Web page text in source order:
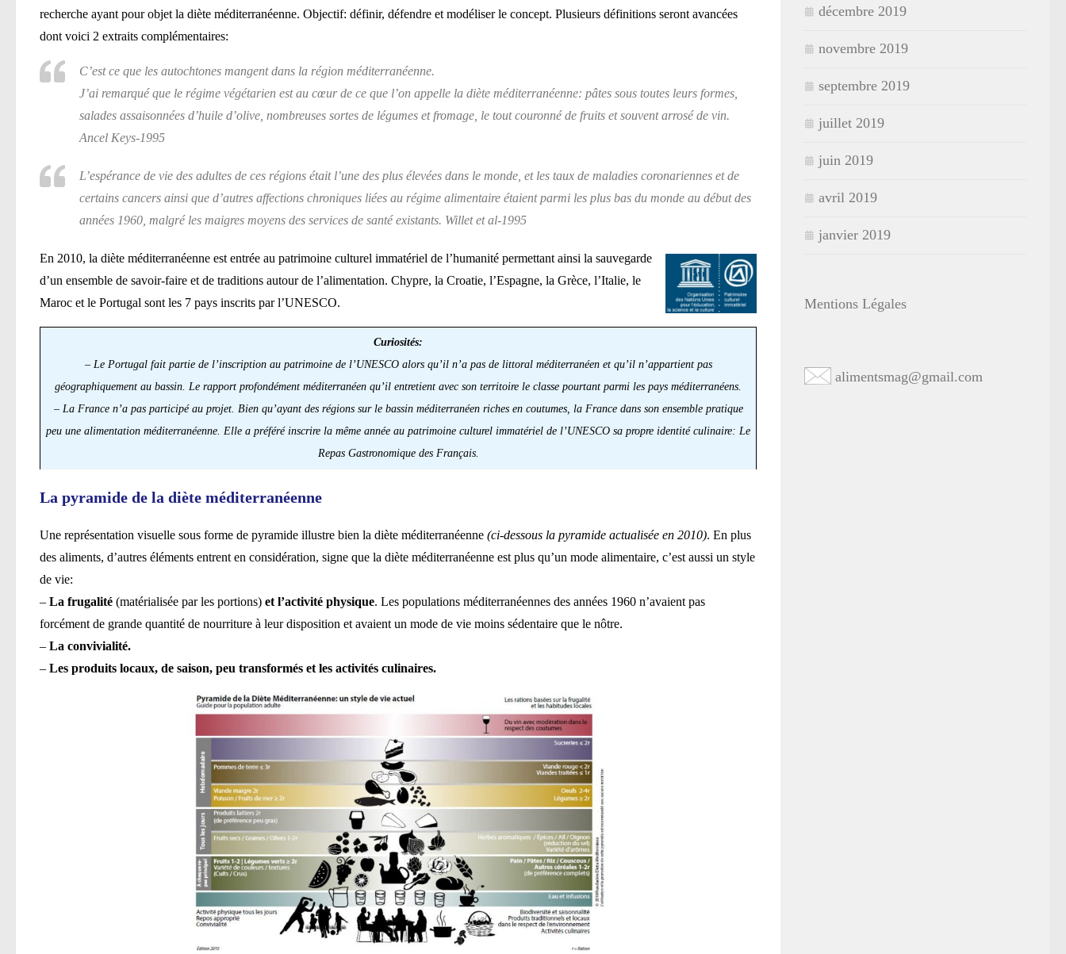
recherche ayant pour objet la diète méditerranéenne. Objectif: définir, défendre et modéliser le concept. Plusieurs définitions seront avancées
dont voici 2 extraits complémentaires:
C’est ce que les autochtones mangent dans la région méditerranéenne.
J’ai remarqué que le régime végétarien est au cœur de ce que l’on appelle la diète méditerranéenne: pâtes sous toutes leurs formes,
salades assaisonnées d’huile d’olive, nombreuses sortes de légumes et fromage, le tout couronné de fruits et souvent arrosé de vin.
Ancel Keys-1995
L’espérance de vie des adultes de ces régions était l’une des plus élevées dans le monde, et les taux de maladies coronariennes et de
certains cancers ainsi que d’autres affections chroniques liées au régime alimentaire étaient parmi les plus bas du monde au début des
années 1960, malgré les maigres moyens des services de santé existants. Willet et al-1995
En 2010, la diète méditerranéenne est entrée au patrimoine culturel immatériel de l’humanité permettant ainsi la sauvegarde
d’un ensemble de savoir-faire et de traditions autour de l’alimentation. Chypre, la Croatie, l’Espagne, la Grèce, l’Italie, le
Maroc et le Portugal sont les 7 pays inscrits par l’UNESCO.
Curiosités:
– Le Portugal fait partie de l’inscription au patrimoine de l’UNESCO alors qu’il n’a pas de littoral méditerranéen et qu’il n’appartient pas
géographiquement au bassin. Le rapport profondément méditerranéen qu’il entretient avec son territoire le classe pourtant parmi les pays méditerranéens.
– La France n’a pas participé au projet. Bien qu’ayant des régions sur le bassin méditerranéen riches en coutumes, la France dans son ensemble pratique
peu une alimentation méditerranéenne. Elle a préféré inscrire la même année au patrimoine culturel immatériel de l’UNESCO sa propre identité culinaire: Le
Repas Gastronomique des Français.
La pyramide de la diète méditerranéenne
Une représentation visuelle sous forme de pyramide illustre bien la diète méditerranéenne (ci-dessous la pyramide actualisée en 2010). En plus
des aliments, d’autres éléments entrent en considération, signe que la diète méditerranéenne est plus qu’un mode alimentaire, c’est aussi un style
de vie:
– La frugalité (matérialisée par les portions) et l’activité physique. Les populations méditerranéennes des années 1960 n’avaient pas
forcément de grande quantité de nourriture à leur disposition et avaient un mode de vie moins sédentaire que le nôtre.
– La convivialité.
– Les produits locaux, de saison, peu transformés et les activités culinaires.
décembre 2019
novembre 2019
septembre 2019
juillet 2019
juin 2019
avril 2019
janvier 2019
Mentions Légales
alimentsmag@gmail.com